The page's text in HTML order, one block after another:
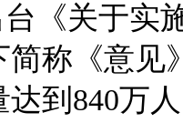
《关于实
称《意见
到840万